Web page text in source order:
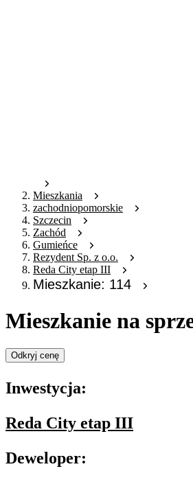
Mieszkania
zachodniopomorskie
Szczecin
Zachód
Gumieńce
Rezydent Sp. z o.o.
Reda City etap III
Mieszkanie: 114
Mieszkanie na
Odkryj cenę
Inwestycja:
Reda City etap III
Deweloper: